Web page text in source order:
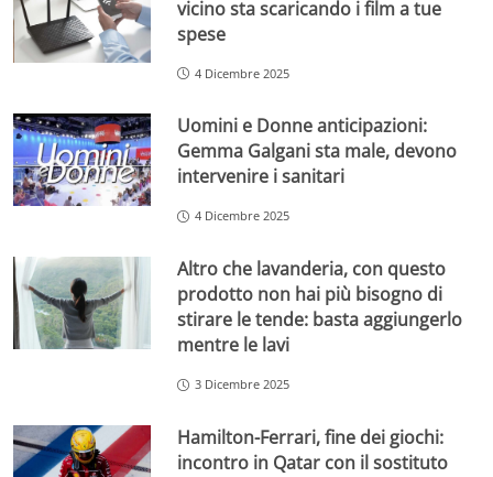
vicino sta scaricando i film a tue
spese
4 Dicembre 2025
Uomini e Donne anticipazioni:
Gemma Galgani sta male, devono
intervenire i sanitari
4 Dicembre 2025
Altro che lavanderia, con questo
prodotto non hai più bisogno di
stirare le tende: basta aggiungerlo
mentre le lavi
3 Dicembre 2025
Hamilton-Ferrari, fine dei giochi:
incontro in Qatar con il sostituto